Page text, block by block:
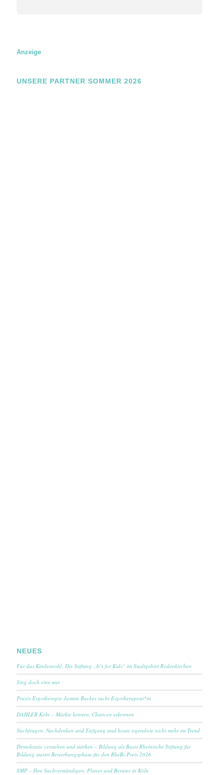
Anzeige
UNSERE PARTNER SOMMER 2026
NEUES
Für das Kindeswohl: Die Stiftung „It’s for Kids“ im Stadtgebiet Rodenkirchen
Sing doch eine met
Praxis Ergotherapie Jasmin Backes sucht Ergotherapeut*in
DAHLER Köln – Märkte kennen, Chancen erkennen
Nachfragen, Nachdenken und Tiefgang sind heute irgendwie nicht mehr im Trend
Demokratie verstehen und stärken – Bildung als Basis Rheinische Stiftung für
Bildung startet Bewerbungsphase für den RheBi-Preis 2026
SMP – Ihre Sachverständigen, Planer und Berater in Köln